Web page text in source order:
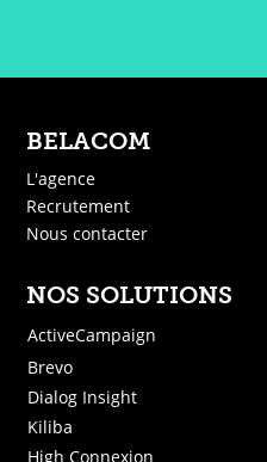
BELACOM
L'agence
Recrutement
Nous contacter
NOS SOLUTIONS
ActiveCampaign
Brevo
Dialog Insight
Kiliba
High Connexion